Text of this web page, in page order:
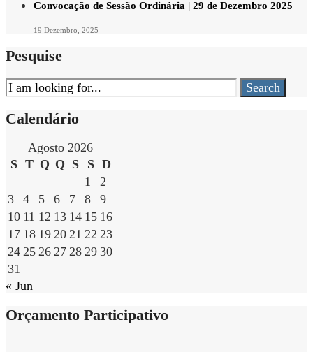
Convocação de Sessão Ordinária | 29 de Dezembro 2025
19 Dezembro, 2025
Pesquise
Search
for:
Search
Calendário
Agosto 2026
S T Q Q S S D
1
2
3
4 5 6 7 8
9
10 11 12 13 14 15 16
17 18 19 20 21 22 23
24 25 26 27 28 29 30
31
« Jun
Orçamento Participativo